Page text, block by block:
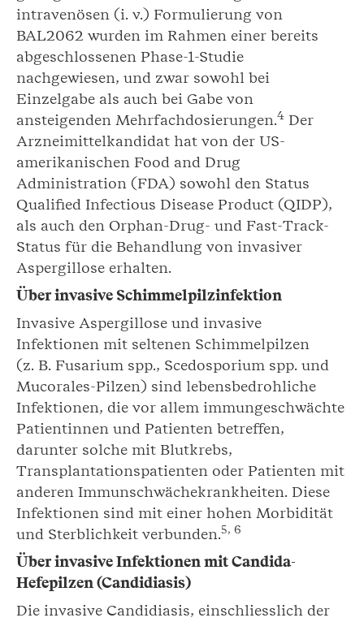
intravenösen (i. v.) Formulierung von
BAL2062 wurden im Rahmen einer bereits
abgeschlossenen Phase-1-Studie
nachgewiesen, und zwar sowohl bei
Einzelgabe als auch bei Gabe von
ansteigenden Mehrfachdosierungen.4 Der
Arzneimittelkandidat hat von der US-
amerikanischen Food and Drug
Administration (FDA) sowohl den Status
Qualified Infectious Disease Product (QIDP),
als auch den Orphan-Drug- und Fast-Track-
Status für die Behandlung von invasiver
Aspergillose erhalten.
Über invasive Schimmelpilzinfektion
Invasive Aspergillose und invasive
Infektionen mit seltenen Schimmelpilzen
(z. B. Fusarium spp., Scedosporium spp. und
Mucorales-Pilzen) sind lebensbedrohliche
Infektionen, die vor allem immungeschwächte
Patientinnen und Patienten betreffen,
darunter solche mit Blutkrebs,
Transplantationspatienten oder Patienten mit
anderen Immunschwächekrankheiten. Diese
Infektionen sind mit einer hohen Morbidität
und Sterblichkeit verbunden.5, 6
Über invasive Infektionen mitCandida-
Hefepilzen (Candidiasis)
Die invasive Candidiasis, einschliesslich der